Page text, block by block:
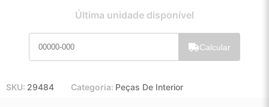
10x de R$ 10,99
11x de R$ 10,10
Última unidade disponível
Calcular
SKU: 29484 Categoria: Peças De Interior